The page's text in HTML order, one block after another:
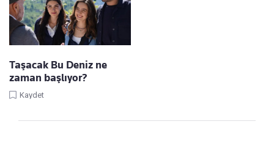
Taşacak Bu Deniz ne
zaman başlıyor?
Kaydet